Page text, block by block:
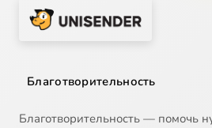
Благотворительность
Благотворительность — помочь